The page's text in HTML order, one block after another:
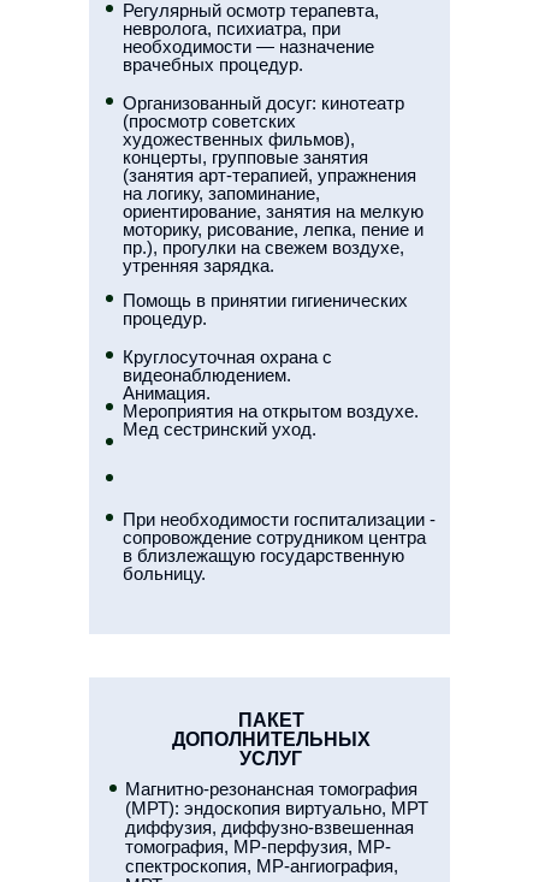
Регулярный осмотр терапевта,
невролога, психиатра, при
необходимости — назначение
врачебных процедур.
Круглосуточная охрана с
видеонаблюдением.
Анимация.
Мероприятия на открытом воздухе.
Мед сестринский уход.
ПАКЕТ
ДОПОЛНИТЕЛЬНЫХ
УСЛУГ
Магнитно-резонансная томография
(МРТ): эндоскопия виртуально, МРТ
диффузия, диффузно-взвешенная
томография, МР-перфузия, МР-
спектроскопия, МР-ангиография,
При необходимости госпитализации -
сопровождение сотрудником центра
в близлежащую государственную
больницу.
Помощь в принятии гигиенических
процедур.
Организованный досуг: кинотеатр
(просмотр советских
художественных фильмов),
концерты, групповые занятия
(занятия арт-терапией, упражнения
на логику, запоминание,
ориентирование, занятия на мелкую
моторику, рисование, лепка, пение и
пр.), прогулки на свежем воздухе,
утренняя зарядка.